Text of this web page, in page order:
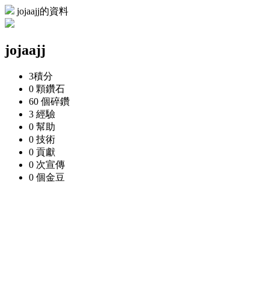
jojaajj的資料
jojaajj
3積分
0 顆鑽石
60 個碎鑽
3 經驗
0 幫助
0 技術
0 貢獻
0 次宣傳
0 個金豆